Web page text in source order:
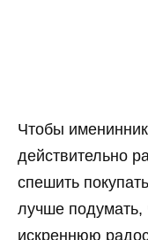
Чтобы
действительно
спешить
лучше подумать,
искреннюю